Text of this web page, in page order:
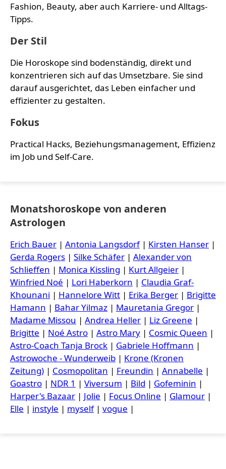
Fashion, Beauty, aber auch Karriere- und Alltags-
Tipps.
Der Stil
Die Horoskope sind bodenständig, direkt und
konzentrieren sich auf das Umsetzbare. Sie sind
darauf ausgerichtet, das Leben einfacher und
effizienter zu gestalten.
Fokus
Practical Hacks, Beziehungsmanagement, Effizienz
im Job und Self-Care.
Monatshoroskope von anderen
Astrologen
Erich Bauer | Antonia Langsdorf| Kirsten Hanser |
Gerda Rogers | Silke Schäfer | Alexander von
Schlieffen | Monica Kissling | Kurt Allgeier |
Winfried Noé | Lori Haberkorn | Claudia Graf-
Khounani | Hannelore Witt | Erika Berger | Brigitte
Hamann | Bahar Yilmaz | Mauretania Gregor |
Madame Missou | Andrea Heller | Liz Greene |
Brigitte | Noé Astro | Astro Mary | Cosmic Queen |
Astro-Coach Tanja Brock | Gabriele Hoffmann |
Astrowoche - Wunderweib | Krone (Kronen
Zeitung) | Cosmopolitan | Freundin | Annabelle |
Goastro | NDR 1 | Viversum | Bild | Gofeminin |
Harper's Bazaar | Jolie | Focus Online | Glamour |
Elle | instyle | myself| vogue |